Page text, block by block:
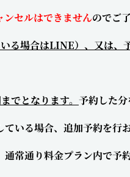
ンセルはできませんのでご
場合はLINE）、又は、
でとなります。 予約した分
る場合、追加予約を行お
り料金プラン内で予約